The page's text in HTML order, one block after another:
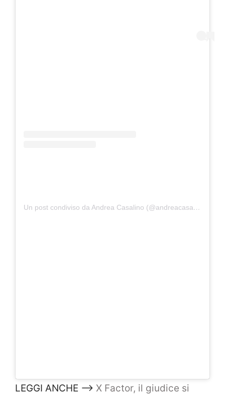
Un post condiviso da Andrea Casalino (@andreacasalinoreal)
LEGGI ANCHE –> X Factor, il giudice si